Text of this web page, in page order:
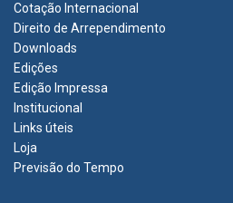
Cotação Internacional
Direito de Arrependimento
Downloads
Edições
Edição Impressa
Institucional
Links úteis
Loja
Previsão do Tempo